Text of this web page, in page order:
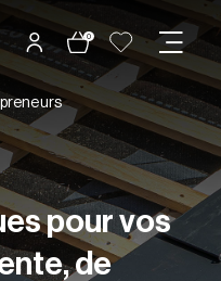
0
pour vos
de